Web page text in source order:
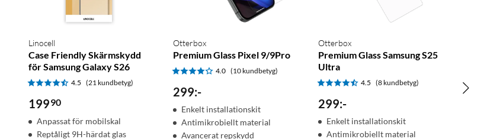
Linocell
Case Friendly Skärmskydd
för Samsung Galaxy S26
4.5 (21 kundbetyg)
19990
Anpassat för mobilskal
Reptåligt 9H-härdat glas
Otterbox
Premium Glass Pixel 9/9Pro
4.0 (10 kundbetyg)
299:-
Enkelt installationskit
Antimikrobiellt material
Avancerat repskydd
Otterbox
Premium Glass Samsung S25
Ultra
4.5 (8 kundbetyg)
299:-
Enkelt installationskit
Antimikrobiellt material